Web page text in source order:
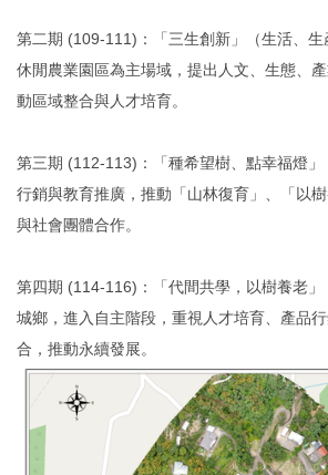
第二期 (109-111)：「三生創新」（生活、
休閒農業園區為主場域，提出人文、生態、
動區域整合與人才培育。
第三期 (112-113)：「種希望樹、點幸福燈
行銷與教育推廣，推動「山林復育」、「以
與社會團體合作。
第四期 (114-116)：「代間共學，以樹養老
城鄉，進入自主階段，重視人才培育、產品
合，推動永續發展。